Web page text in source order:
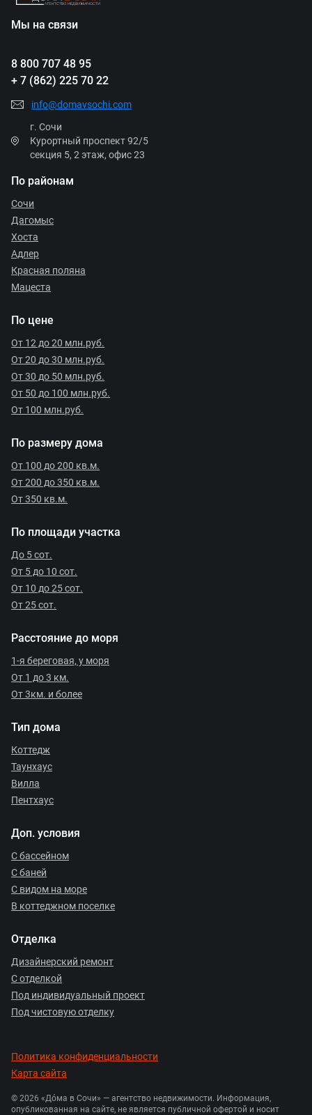
Мы на связи
8 800 707 48 95
+ 7 (862) 225 70 22
info@domavsochi.com
г. Сочи
Курортный проспект 92/5
секция 5, 2 этаж, офис 23
По районам
Сочи
Дагомыс
Хоста
Адлер
Красная поляна
Мацеста
По цене
От 12 до 20 млн.руб.
От 20 до 30 млн.руб.
От 30 до 50 млн.руб.
От 50 до 100 млн.руб.
От 100 млн.руб.
По размеру дома
От 100 до 200 кв.м.
От 200 до 350 кв.м.
От 350 кв.м.
По площади участка
До 5 сот.
От 5 до 10 сот.
От 10 до 25 сот.
От 25 сот.
Расстояние до моря
1-я береговая, у моря
От 1 до 3 км.
От 3км. и более
Тип дома
Коттедж
Таунхаус
Вилла
Пентхаус
Доп. условия
С бассейном
С баней
С видом на море
В коттеджном поселке
Отделка
Дизайнерский ремонт
С отделкой
Под индивидуальный проект
Под чистовую отделку
Политика конфиденциальности
Карта сайта
© 2026 «Дóма в Сочи» — агентство недвижимости. Информация,
опубликованная на сайте, не является публичной офертой и носит